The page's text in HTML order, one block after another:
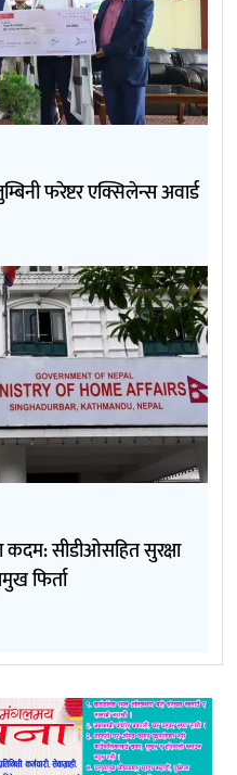
फरेष्टर एक्सिलेन्स अवार्ड
सीडीओसहित सुरक्षा
फिर्ता